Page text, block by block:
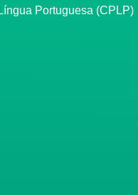
Portuguesa (CPLP)